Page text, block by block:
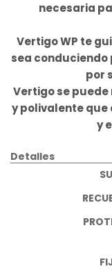
necesaria
Vertigo WP te
sea
por
Vertigo se
y polivalente
y
Detalles